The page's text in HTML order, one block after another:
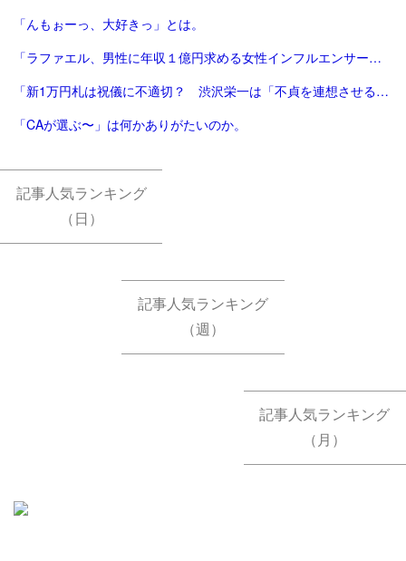
「んもぉーっ、大好きっ」とは。
「ラファエル、男性に年収１億円求める女性インフルエンサーに不快感「その性格じゃ…」 - 芸能 : 日刊スポーツ」
「新1万円札は祝儀に不適切？ 渋沢栄一は「不貞を連想させる」 「新マナー」にまで テレ朝news」
「CAが選ぶ〜」は何かありがたいのか。
記事人気ランキング
（日）
記事人気ランキング
（週）
記事人気ランキング
（月）